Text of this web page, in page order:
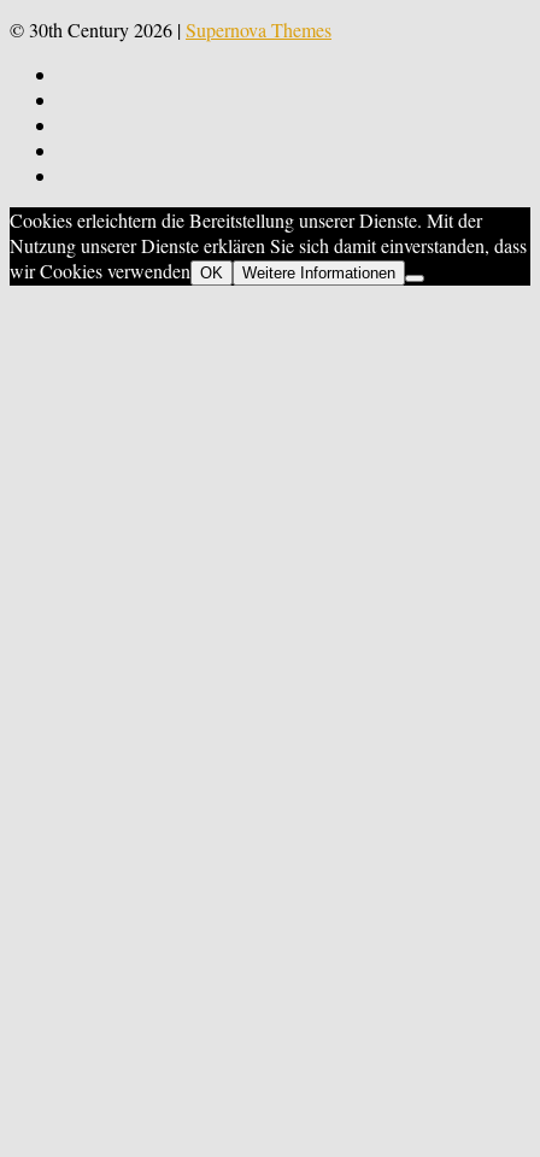
© 30th Century 2026 |Supernova Themes
Cookies erleichtern die Bereitstellung unserer Dienste. Mit der
Nutzung unserer Dienste erklären Sie sich damit einverstanden, dass
wir Cookies verwenden OK Weitere Informationen